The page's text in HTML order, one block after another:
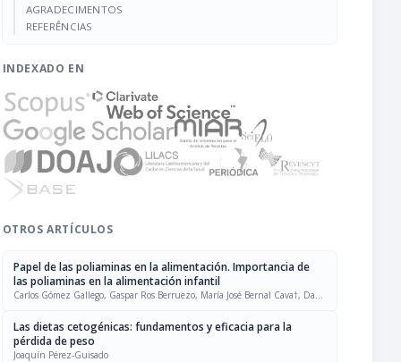
AGRADECIMENTOS
REFERÊNCIAS
INDEXADO EN
OTROS ARTÍCULOS
Papel de las poliaminas en la alimentación. Importancia de
las poliaminas en la alimentación infantil
Carlos Gómez Gallego, Gaspar Ros Berruezo, María José Bernal Cava†, Darío
Las dietas cetogénicas: fundamentos y eficacia para la
pérdida de peso
Joaquín Pérez-Guisado